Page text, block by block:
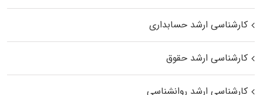
کارشناسی ارشد حسابداری
کارشناسی ارشد حقوق
کارشناسی ارشد روانشناسی